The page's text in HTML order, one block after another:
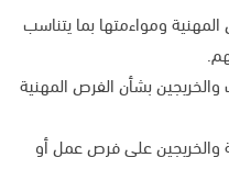
ومواءمتها بما يتناسب
بشأن الفرص المهنية
على فرص عمل أو